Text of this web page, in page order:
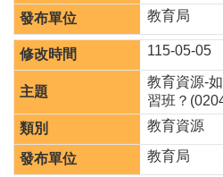
便
民
服
務
務
專
區
教育局
115-05-05
教育資源-
習班？
教育資源
教育局